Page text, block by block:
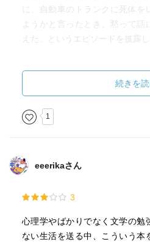
に、自動車のトランクに死体を
ようかと言ったとき、黙って
えた、というエピソードを披露
こうとする/してくれる関係。話
う姿勢も感じられる。深い信頼
実際には難しくても理想を追う
p,39にある。
続きを
1
eeerikaさん
3
心理学やばかりでなく文学の勉
ない生活を送る中、こういう本